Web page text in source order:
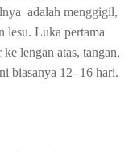
adalah menggigil,
lesu. Luka pertama
lengan atas, tangan,
biasanya 12- 16 hari.